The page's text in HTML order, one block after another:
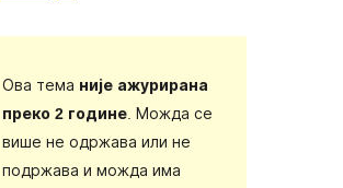
Ова тема није ажурирана
преко 2 године. Можда се
више не одржава или не
подржава и можда има